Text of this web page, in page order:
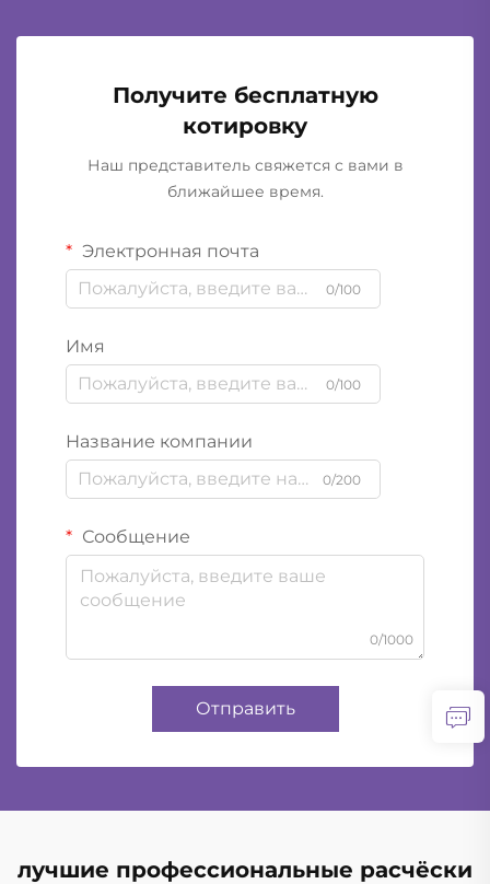
Получите бесплатную
котировку
Наш представитель свяжется с вами в
ближайшее время.
Электронная почта
0/100
Имя
0/100
Название компании
0/200
Сообщение
0/1000
Отправить
лучшие профессиональные расчёски